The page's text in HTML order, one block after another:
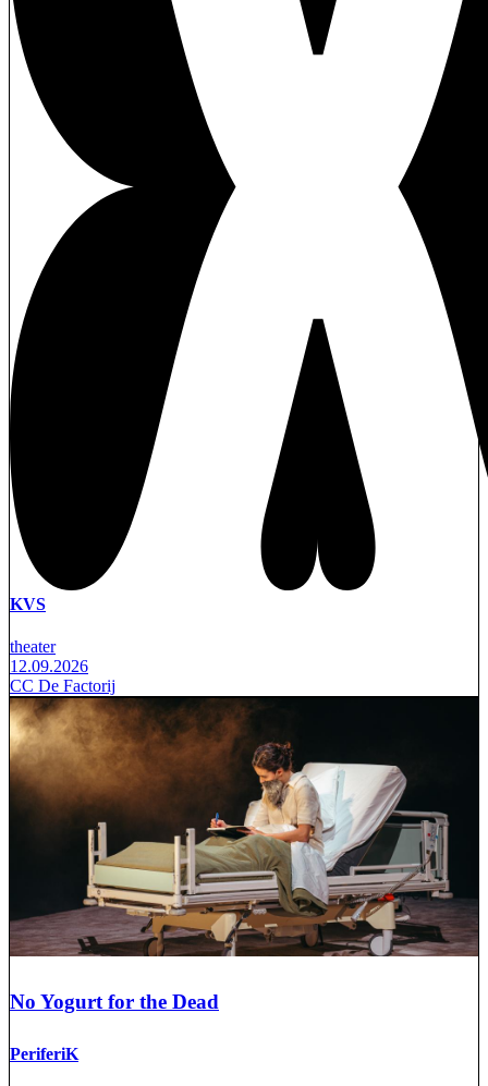
KVS
theater
12.09.2026
CC De Factorij
No Yogurt for the Dead
PeriferiK
WITHDRAW